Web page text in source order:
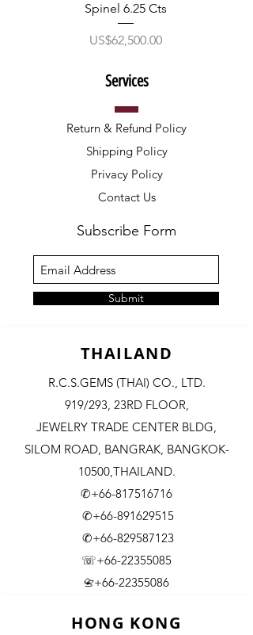
Spinel 6.25 Cts
ราคา
US$62,500.00
Services
Return & Refund Policy
Shipping Policy
Privacy Policy
Contact Us
Subscribe Form
Submit
THAILAND
R.C.S.GEMS (THAI) CO., LTD.
919/293, 23RD FLOOR,
JEWELRY TRADE CENTER BLDG,
SILOM ROAD, BANGRAK, BANGKOK-
10500,THAILAND.
✆+66-817516716
✆+66-891629515
✆+66-829587123
☏+66-22355085
📇​+66-22355086
HONG KONG